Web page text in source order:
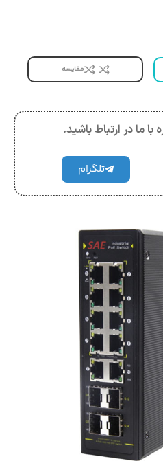
مقایسه
ما در ارتباط باشید.
تلگرام